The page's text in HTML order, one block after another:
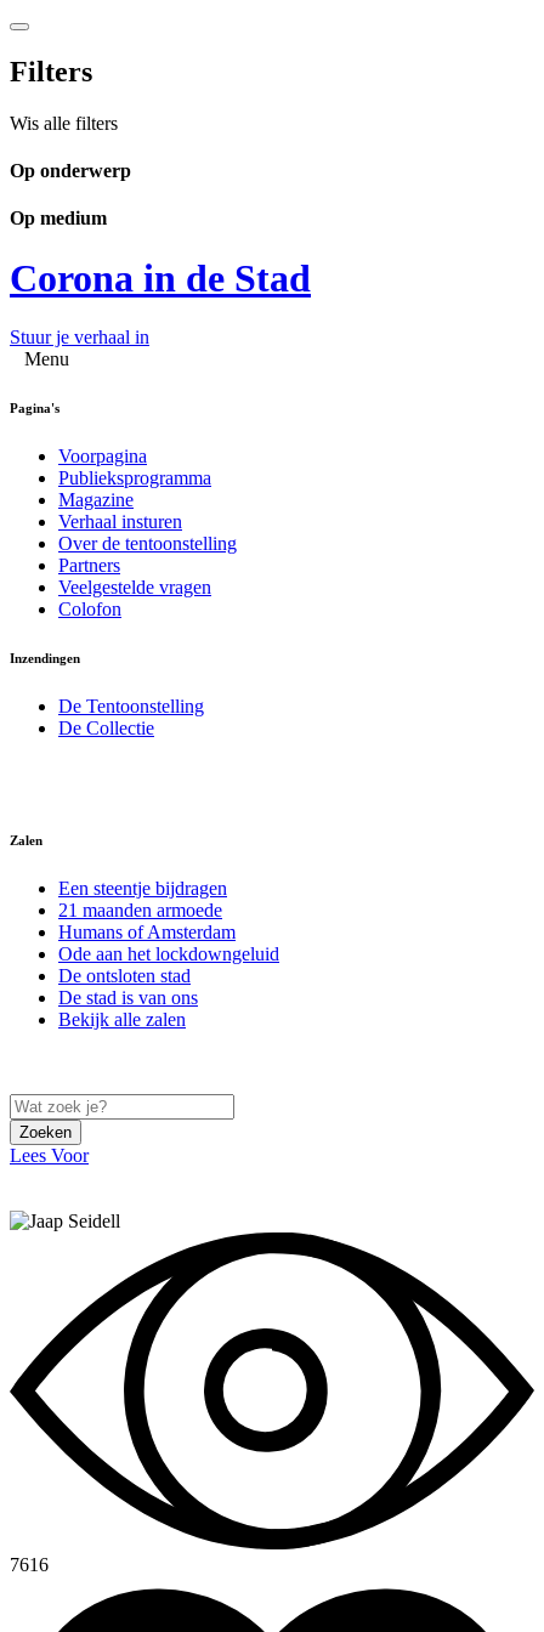
Filters
Wis alle filters
Op onderwerp
Op medium
Corona in de Stad
Stuur je verhaal in
Menu
Pagina's
Voorpagina
Publieksprogramma
Magazine
Verhaal insturen
Over de tentoonstelling
Partners
Veelgestelde vragen
Colofon
Inzendingen
De Tentoonstelling
De Collectie
Zalen
Een steentje bijdragen
21 maanden armoede
Humans of Amsterdam
Ode aan het lockdowngeluid
De ontsloten stad
De stad is van ons
Bekijk alle zalen
Zoeken
Lees Voor
7616